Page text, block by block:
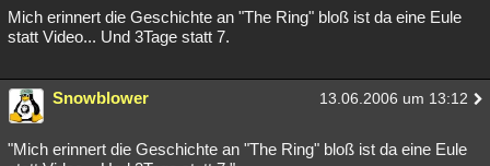
Mich erinnert die Geschichte an "The Ring" bloß ist da eine Eule
statt Video... Und 3Tage statt 7.
Snowblower 13.06.2006 um 13:12
"Mich erinnert die Geschichte an "The Ring" bloß ist da eine Eule